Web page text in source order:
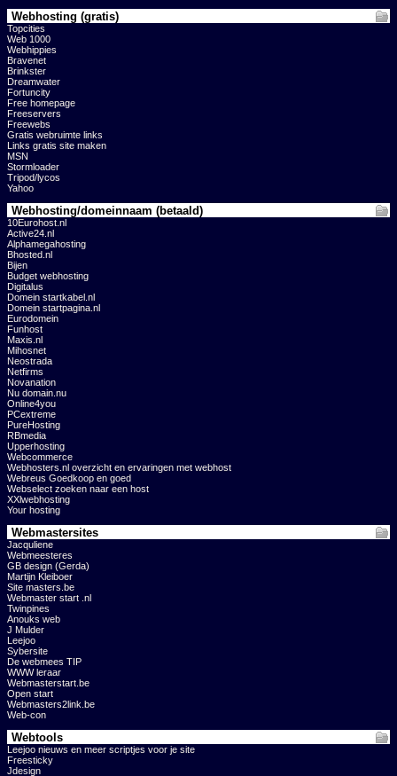
Webhosting (gratis)
Topcities
Web 1000
Webhippies
Bravenet
Brinkster
Dreamwater
Fortuncity
Free homepage
Freeservers
Freewebs
Gratis webruimte links
Links gratis site maken
MSN
Stormloader
Tripod/lycos
Yahoo
Webhosting/domeinnaam (betaald)
10Eurohost.nl
Active24.nl
Alphamegahosting
Bhosted.nl
Bijen
Budget webhosting
Digitalus
Domein startkabel.nl
Domein startpagina.nl
Eurodomein
Funhost
Maxis.nl
Mihosnet
Neostrada
Netfirms
Novanation
Nu domain.nu
Online4you
PCextreme
PureHosting
RBmedia
Upperhosting
Webcommerce
Webhosters.nl overzicht en ervaringen met webhost
Webreus Goedkoop en goed
Webselect zoeken naar een host
XXlwebhosting
Your hosting
Webmastersites
Jacquliene
Webmeesteres
GB design (Gerda)
Martijn Kleiboer
Site masters.be
Webmaster start .nl
Twinpines
Anouks web
J Mulder
Leejoo
Sybersite
De webmees TIP
WWW leraar
Webmasterstart.be
Open start
Webmasters2link.be
Web-con
Webtools
Leejoo nieuws en meer scriptjes voor je site
Freesticky
Jdesign